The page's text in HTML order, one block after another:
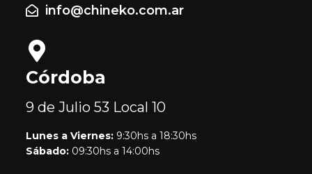
info@chineko.com.ar
Córdoba
9 de Julio 53 Local 10
Lunes a Viernes: 9:30hs a 18:30hs
Sábado: 09:30hs a 14:00hs